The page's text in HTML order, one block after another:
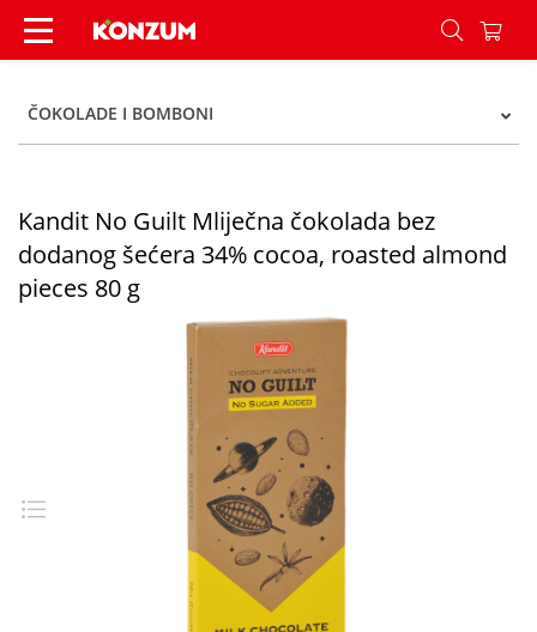
Kandit No Guilt Mliječna čokolada bez dodanog
ČOKOLADE I BOMBONI
Kandit No Guilt Mliječna čokolada bez
dodanog šećera 34% cocoa, roasted almond
pieces 80 g